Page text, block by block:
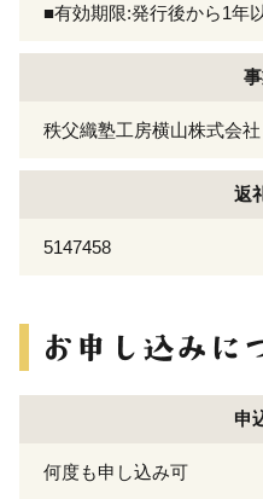
■有効期限:発行後から1年
秩父織塾工房横山株式会社
返
5147458
申
何度も申し込み可